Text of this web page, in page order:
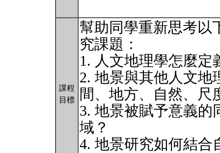
課程
目標
幫助同學重新思考以
究課題：
1. 人文地理學怎麼定
2. 地景與其他人文地
間、地方、自然、尺
3. 地景被賦予意義的
域？
4. 地景研究如何結合